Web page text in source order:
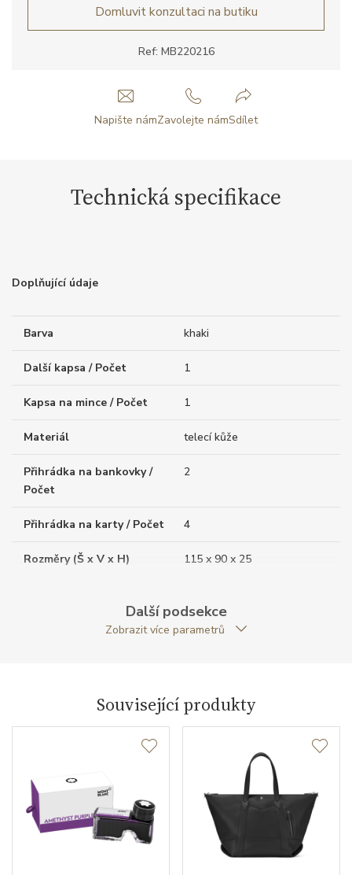
Ref: MB220216
Domluvit konzultaci na butiku
Napište námZavolejte námSdílet
Technická specifikace
Doplňující údaje
Barva khaki
Další kapsa / Počet 1
Kapsa na mince / Počet 1
Materiál telecí kůže
Přihrádka na bankovky /
Počet
2
Přihrádka na karty / Počet 4
Rozměry (Š x V x H) 115 x 90 x 25
Meisterstück Selection
Další podsekce
Zobrazit více parametrů
Související produkty